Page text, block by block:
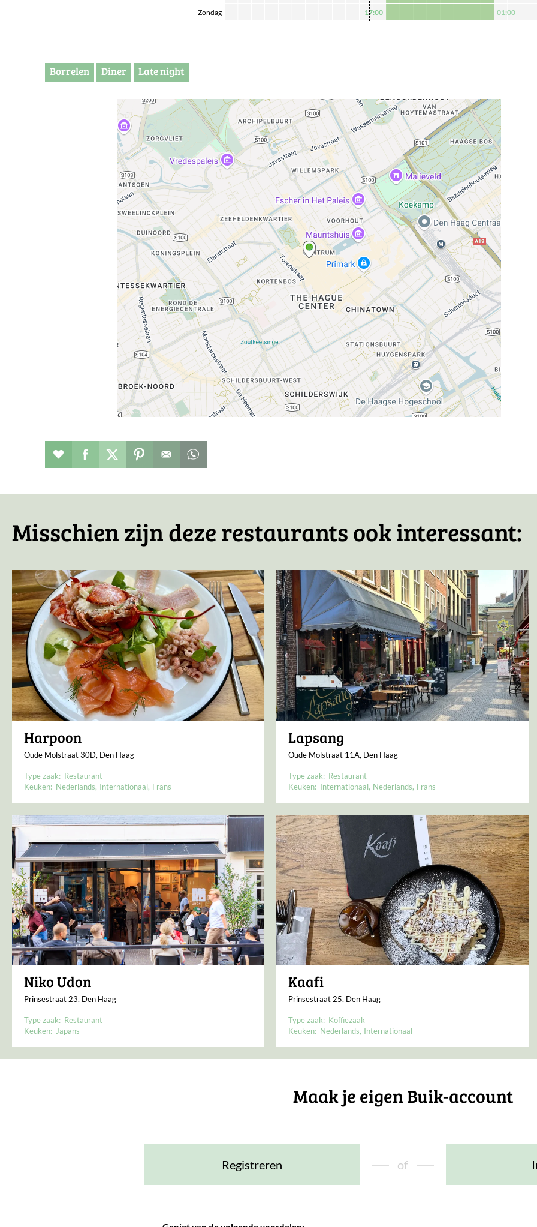
Zondag
17:00 01:00
Borrelen Diner Late night
Restaurant toevoegen aan favorieten
Deel dit op facebook
Deel dit op twitter
Deel dit op pinterest
Misschien zijn deze restaurants ook interessant:
Harpoon
Oude Molstraat 30D, Den Haag
Type zaak: Restaurant
Keuken: Nederlands Internationaal Frans
Lapsang
Oude Molstraat 11A, Den Haag
Type zaak: Restaurant
Keuken: Internationaal Nederlands Frans
Niko Udon
Prinsestraat 23, Den Haag
Type zaak: Restaurant
Keuken: Japans
Kaafi
Prinsestraat 25, Den Haag
Type zaak: Koffiezaak
Keuken: Nederlands Internationaal
Maak je eigen Buik-account
Registreren of